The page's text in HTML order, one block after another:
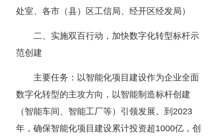
处室、各市（县） 区工信局、经开区经发局 ）
二、实施双百行动，加快数字化转型标杆示
范创建
主要任务：以智能化项目建设作为企业全面
数字化转型的主攻方向，以智能制造标杆创建
（ 智能车间、智能工厂等） 引领发展。到2023
年，确保智能化项目建设累计投资超1000亿，创